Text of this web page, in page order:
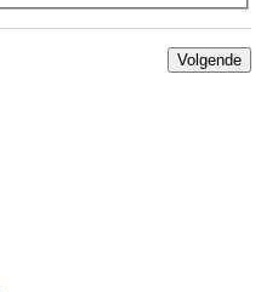
Volgende